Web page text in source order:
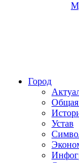
Город
Устав